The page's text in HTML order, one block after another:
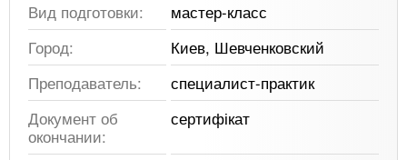
Вид подготовки:
мастер-класс
Город:
Киев, Шевченковский
Преподаватель:
специалист-практик
Документ об
окончании:
сертифікат